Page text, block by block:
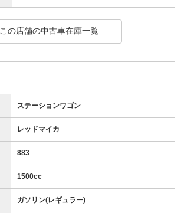
この店舗の中古車在庫一覧
ステーションワゴン
レッドマイカ
883
1500cc
ガソリン(レギュラー)